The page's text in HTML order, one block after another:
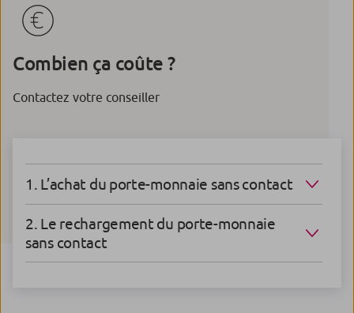
Combien ça coûte ?
Contactez votre conseiller
1. L’achat du porte-monnaie sans contact
2. Le rechargement du porte-monnaie
sans contact